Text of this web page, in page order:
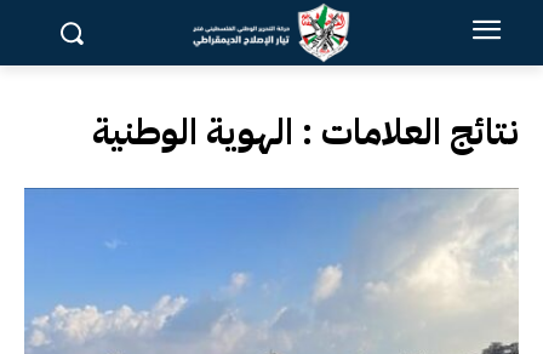
نتائج العلامات : الهوية الوطنية